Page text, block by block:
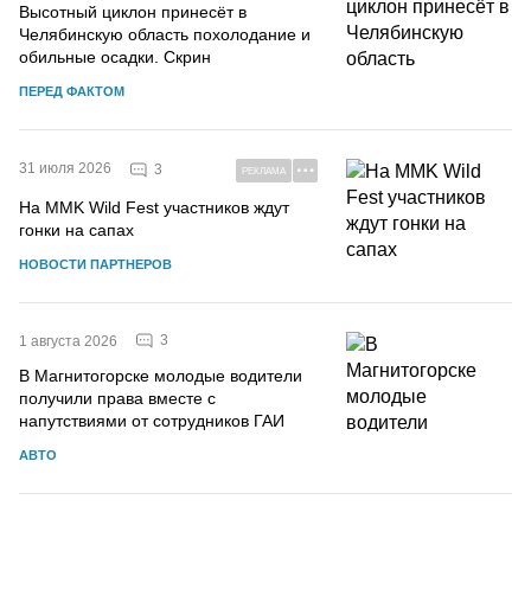
Высотный циклон принесёт в
Челябинскую область похолодание и
обильные осадки. Скрин
ПЕРЕД ФАКТОМ
31 июля 2026 3 РЕКЛАМА
На MMK Wild Fest участников ждут
гонки на сапах
НОВОСТИ ПАРТНЕРОВ
1 августа 2026 3
В Магнитогорске молодые водители
получили права вместе с
напутствиями от сотрудников ГАИ
АВТО